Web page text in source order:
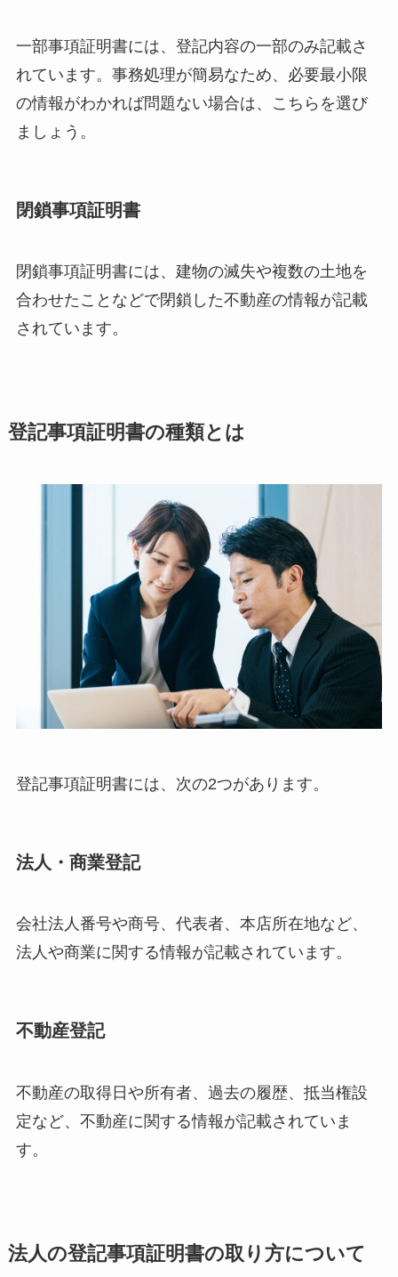
一部事項証明書には、登記内容の一部のみ記載さ
れています。事務処理が簡易なため、必要最小限
の情報がわかれば問題ない場合は、こちらを選び
ましょう。
閉鎖事項証明書
閉鎖事項証明書には、建物の滅失や複数の土地を
合わせたことなどで閉鎖した不動産の情報が記載
されています。
登記事項証明書の種類とは
登記事項証明書には、次の2つがあります。
法人・商業登記
会社法人番号や商号、代表者、本店所在地など、
法人や商業に関する情報が記載されています。
不動産登記
不動産の取得日や所有者、過去の履歴、抵当権設
定など、不動産に関する情報が記載されていま
す。
法人の登記事項証明書の取り方について